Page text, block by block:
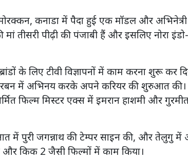
कनाडा में पैदा हुई एक मॉडल और
मां तीसरी पीढ़ी की पंजाबी हैं और इसलिए नोरा
के लिए टीवी विज्ञापनों में काम करना शुरू कर
में अभिनय करके अपने करियर की शुरुआत की।
फिल्म मिस्टर एक्स में इमरान हाशमी और
में पुरी जगन्नाथ की टेम्पर साइन की, और तेलुगु
और किक 2 जैसी फिल्मों में काम किया।